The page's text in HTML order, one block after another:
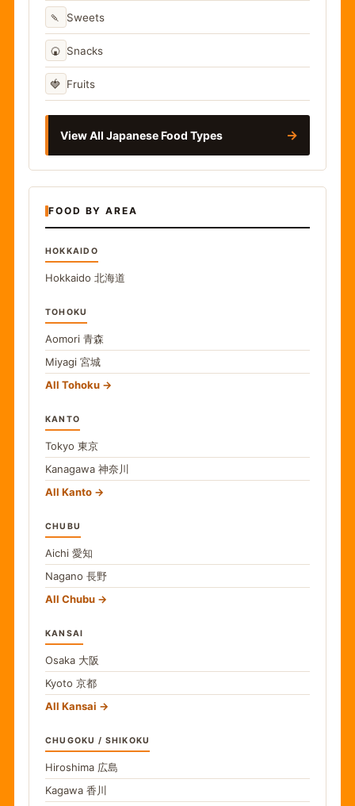
🍡 Sweets
🍘 Snacks
🍓 Fruits
View All Japanese Food Types →
FOOD BY AREA
HOKKAIDO
Hokkaido 北海道
TOHOKU
Aomori 青森
Miyagi 宮城
All Tohoku
KANTO
Tokyo 東京
Kanagawa 神奈川
All Kanto
CHUBU
Aichi 愛知
Nagano 長野
All Chubu
KANSAI
Osaka 大阪
Kyoto 京都
All Kansai
CHUGOKU / SHIKOKU
Hiroshima 広島
Kagawa 香川